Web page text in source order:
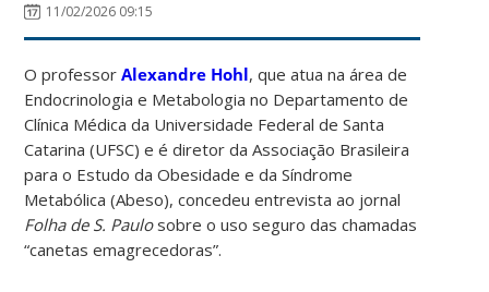
11/02/2026 09:15
O professorAlexandre Hohl, que atua na área de
Endocrinologia e Metabologia no Departamento de
Clínica Médica da Universidade Federal de Santa
Catarina (UFSC) e é diretor da Associação Brasileira
para o Estudo da Obesidade e da Síndrome
Metabólica (Abeso), concedeu entrevista ao jornal
Folha de S. Paulosobre o uso seguro das chamadas
“canetas emagrecedoras”.